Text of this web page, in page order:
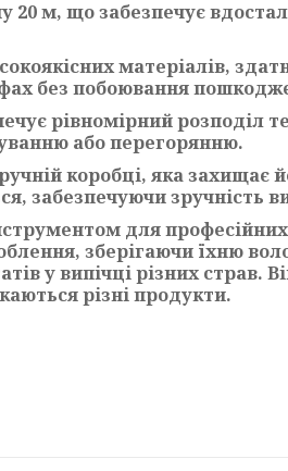
м, що забезпечує
матеріалів,
без побоювання
рівномірний розподіл
або перегорянню.
коробці, яка захищає
забезпечуючи зручність
для професійних
зберігаючи їхню
у випічці різних
різні продукти.